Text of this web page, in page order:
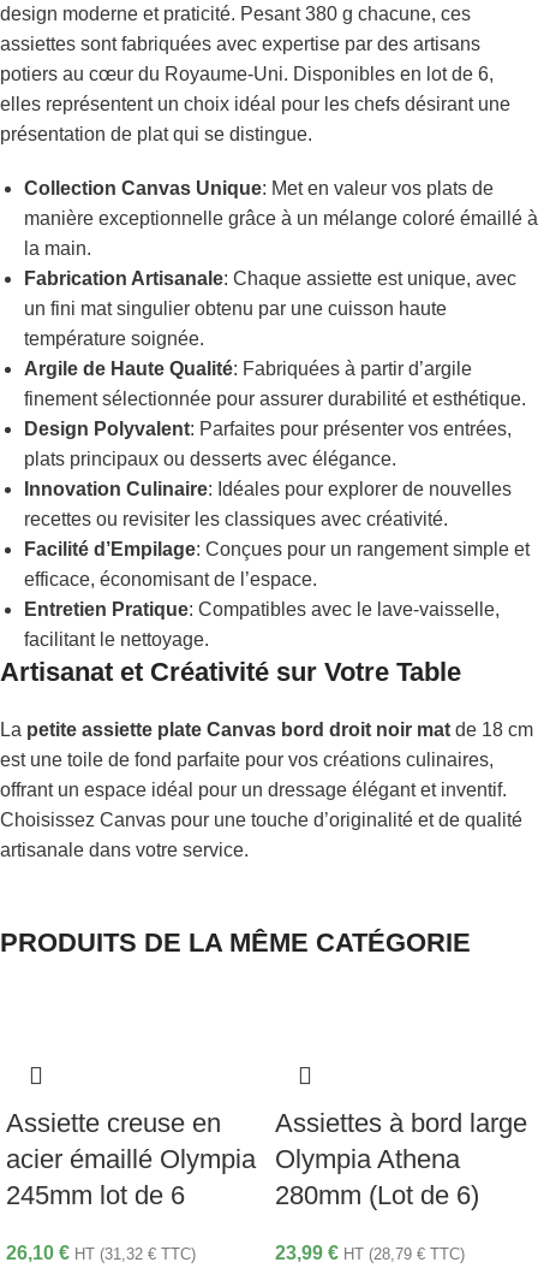
design moderne et praticité. Pesant 380 g chacune, ces
assiettes sont fabriquées avec expertise par des artisans
potiers au cœur du Royaume-Uni. Disponibles en lot de 6,
elles représentent un choix idéal pour les chefs désirant une
présentation de plat qui se distingue.
Collection Canvas Unique: Met en valeur vos plats de
manière exceptionnelle grâce à un mélange coloré émaillé à
la main.
Fabrication Artisanale: Chaque assiette est unique, avec
un fini mat singulier obtenu par une cuisson haute
température soignée.
Argile de Haute Qualité: Fabriquées à partir d’argile
finement sélectionnée pour assurer durabilité et esthétique.
Design Polyvalent: Parfaites pour présenter vos entrées,
plats principaux ou desserts avec élégance.
Innovation Culinaire: Idéales pour explorer de nouvelles
recettes ou revisiter les classiques avec créativité.
Facilité d’Empilage: Conçues pour un rangement simple et
efficace, économisant de l’espace.
Entretien Pratique: Compatibles avec le lave-vaisselle,
facilitant le nettoyage.
Artisanat et Créativité sur Votre Table
La petite assiette plate Canvas bord droit noir mat de 18 cm
est une toile de fond parfaite pour vos créations culinaires,
offrant un espace idéal pour un dressage élégant et inventif.
Choisissez Canvas pour une touche d’originalité et de qualité
artisanale dans votre service.
PRODUITS DE LA MÊME CATÉGORIE
Assiette creuse en
acier émaillé Olympia
245mm lot de 6
26,10 € HT (31,32 € TTC)
Assiettes à bord large
Olympia Athena
280mm (Lot de 6)
23,99 € HT (28,79 € TTC)